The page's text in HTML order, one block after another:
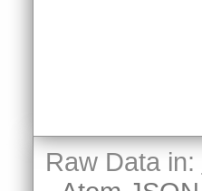
Raw Data in: